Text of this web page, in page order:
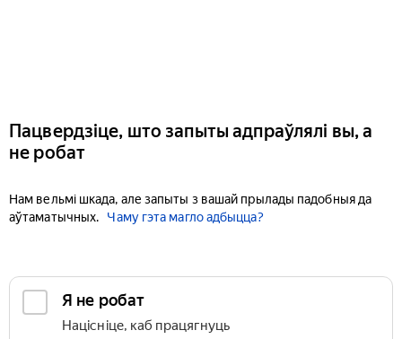
Пацвердзіце, што запыты адпраўлялі вы, а
не робат
Нам вельмі шкада, але запыты з вашай прылады падобныя да
аўтаматычных.
Чаму гэта магло адбыцца?
Я не робат
Націсніце, каб працягнуць